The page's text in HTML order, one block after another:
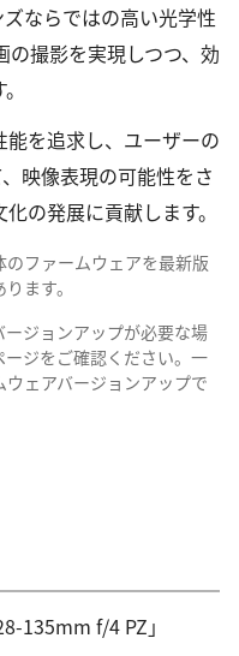
ならではの高い光学性
撮影を実現しつつ、効
を追求し、ユーザーの
映像表現の可能性をさ
の発展に貢献します。
ファームウェアを最新版
ます。
ジョンアップが必要な場
ジをご確認ください。一
ェアバージョンアップで
135mm f/4 PZ」